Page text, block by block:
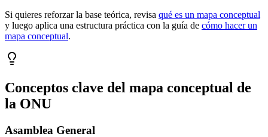
Si quieres reforzar la base teórica, revisa qué es un mapa conceptual
y luego aplica una estructura práctica con la guía de cómo hacer un
mapa conceptual.
Conceptos clave del mapa conceptual de
la ONU
Asamblea General